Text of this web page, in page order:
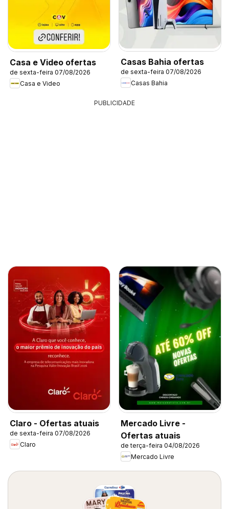
Casa e Video ofertas
de sexta-feira 07/08/2026
Casa e Video
Casas Bahia ofertas
de sexta-feira 07/08/2026
Casas Bahia
PUBLICIDADE
Claro - Ofertas atuais
de sexta-feira 07/08/2026
Claro
Mercado Livre -
Ofertas atuais
de terça-feira 04/08/2026
Mercado Livre